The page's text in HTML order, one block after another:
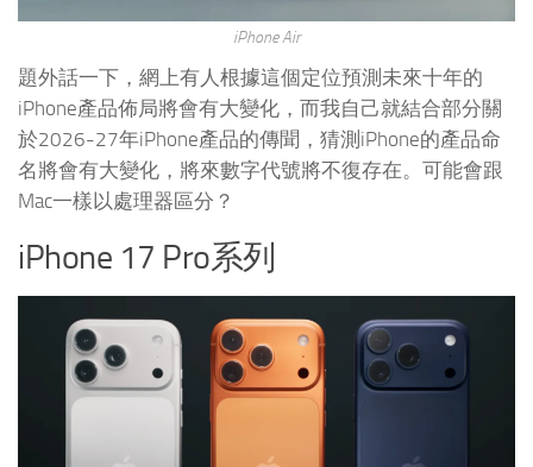
iPhone Air
題外話一下，網上有人根據這個定位預測未來十年的
iPhone產品佈局將會有大變化，而我自己就結合部分關
於2026-27年iPhone產品的傳聞，猜測iPhone的產品命
名將會有大變化，將來數字代號將不復存在。可能會跟
Mac一樣以處理器區分？
iPhone 17 Pro系列